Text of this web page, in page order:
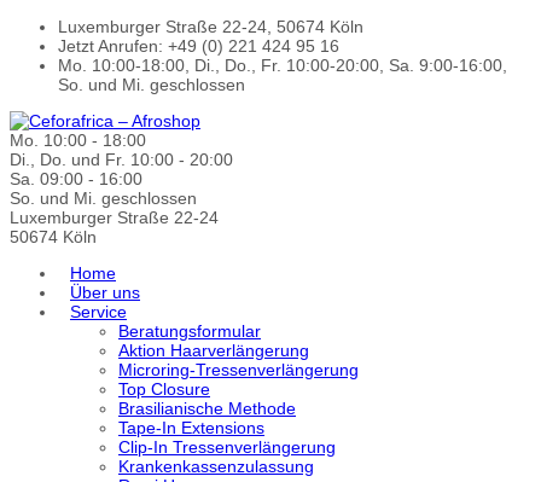
Luxemburger Straße 22-24, 50674 Köln
Jetzt Anrufen: +49 (0) 221 424 95 16
Mo. 10:00-18:00, Di., Do., Fr. 10:00-20:00, Sa. 9:00-16:00,
So. und Mi. geschlossen
Mo. 10:00 - 18:00
Di., Do. und Fr. 10:00 - 20:00
Sa. 09:00 - 16:00
So. und Mi. geschlossen
Luxemburger Straße 22-24
50674 Köln
Home
Über uns
Service
Beratungsformular
Aktion Haarverlängerung
Microring-Tressenverlängerung
Top Closure
Brasilianische Methode
Tape-In Extensions
Clip-In Tressenverlängerung
Krankenkassenzulassung